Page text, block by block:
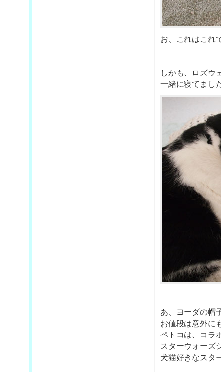
お、これはこれ
しかも、ロズウ
一緒に寝てまし
あ、ヨーダの帽
お値段は意外に
ペトコは、コラ
スターウォーズ
犬猫好きなスタ